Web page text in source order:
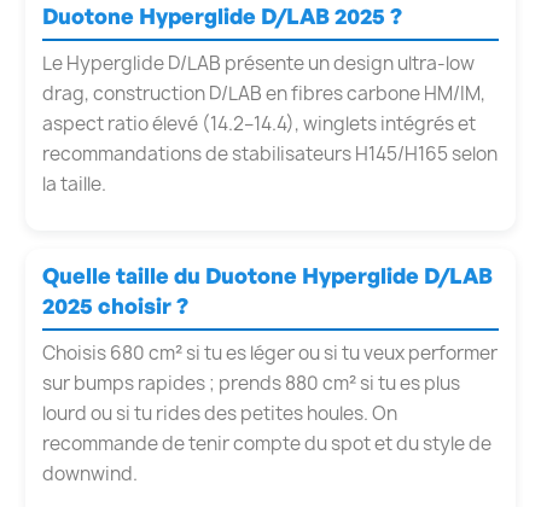
Duotone Hyperglide D/LAB 2025 ?
Le Hyperglide D/LAB présente un design ultra-low
drag, construction D/LAB en fibres carbone HM/IM,
aspect ratio élevé (14.2–14.4), winglets intégrés et
recommandations de stabilisateurs H145/H165 selon
la taille.
Quelle taille du Duotone Hyperglide D/LAB
2025 choisir ?
Choisis 680 cm² si tu es léger ou si tu veux performer
sur bumps rapides ; prends 880 cm² si tu es plus
lourd ou si tu rides des petites houles. On
recommande de tenir compte du spot et du style de
downwind.